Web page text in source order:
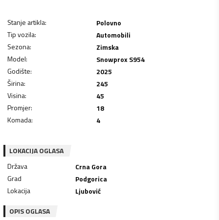
Stanje artikla:
Polovno
Tip vozila:
Automobili
Sezona:
Zimska
Model:
Snowprox S954
Godište:
2025
Širina:
245
Visina:
45
Promjer:
18
Komada: 4
LOKACIJA OGLASA
Država
Crna Gora
Grad
Podgorica
Lokacija
Ljubović
OPIS OGLASA